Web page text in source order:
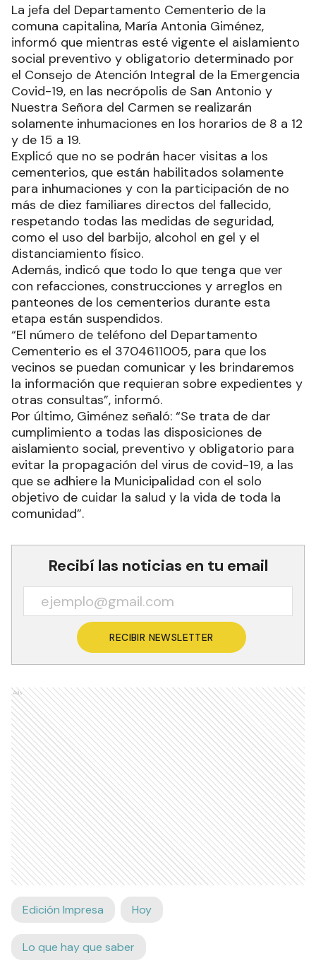
La jefa del Departamento Cementerio de la
comuna capitalina, María Antonia Giménez,
informó que mientras esté vigente el aislamiento
social preventivo y obligatorio determinado por
el Consejo de Atención Integral de la Emergencia
Covid-19, en las necrópolis de San Antonio y
Nuestra Señora del Carmen se realizarán
solamente inhumaciones en los horarios de 8 a 12
y de 15 a 19.
Explicó que no se podrán hacer visitas a los
cementerios, que están habilitados solamente
para inhumaciones y con la participación de no
más de diez familiares directos del fallecido,
respetando todas las medidas de seguridad,
como el uso del barbijo, alcohol en gel y el
distanciamiento físico.
Además, indicó que todo lo que tenga que ver
con refacciones, construcciones y arreglos en
panteones de los cementerios durante esta
etapa están suspendidos.
“El número de teléfono del Departamento
Cementerio es el 3704611005, para que los
vecinos se puedan comunicar y les brindaremos
la información que requieran sobre expedientes y
otras consultas”, informó.
Por último, Giménez señaló: “Se trata de dar
cumplimiento a todas las disposiciones de
aislamiento social, preventivo y obligatorio para
evitar la propagación del virus de covid-19, a las
que se adhiere la Municipalidad con el solo
objetivo de cuidar la salud y la vida de toda la
comunidad”.
Recibí las noticias en tu email
RECIBIR NEWSLETTER
Ads
Edición Impresa Hoy
Lo que hay que saber